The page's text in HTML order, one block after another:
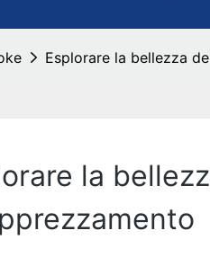
Esplorare la bellezza
la